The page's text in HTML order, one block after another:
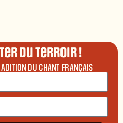
du terroir !
DU CHANT FRANÇAIS